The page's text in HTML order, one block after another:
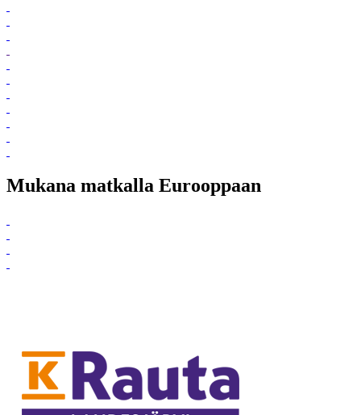
Mukana matkalla Eurooppaan